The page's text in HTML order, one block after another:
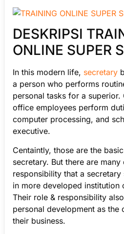
DESKRIPSI
ONLINE SUPER
In this modern life, secretary
a person who performs
personal tasks for a superior.
office employees perform
computer processing, and
executive.
Centaintly, those are the
secretary. But there are many
responsibility that a
in more developed institution
Their role & responsibility
personal development as the
their business.